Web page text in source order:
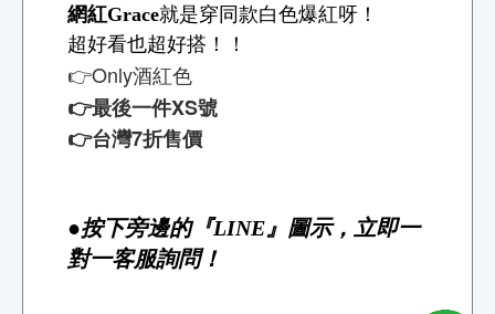
網紅Grace就是穿同款白色爆紅呀！
超好看也超好搭！！
👉Only酒紅色
👉最後一件XS號
👉台灣7折售價
●按下旁邊的『LINE』圖示，立即一
對一客服詢問！